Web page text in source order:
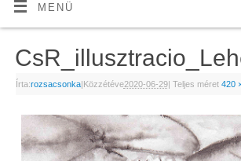
MENÜ
Írta:rozsacsonka|Közzétéve2020-06-29| Teljes méret 420